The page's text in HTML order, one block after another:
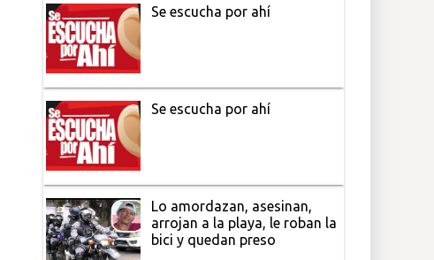
Se escucha por ahí
Se escucha por ahí
Lo amordazan, asesinan,
arrojan a la playa, le roban la
bici y quedan preso